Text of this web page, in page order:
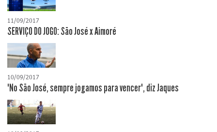
11/09/2017
SERVIÇO DO JOGO: São José x Aimoré
10/09/2017
"No São José, sempre jogamos para vencer", diz Jaques